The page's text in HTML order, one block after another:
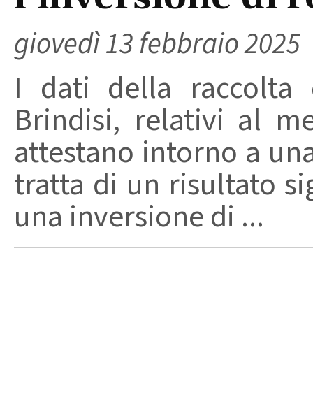
giovedì 13 febbraio 2025
I dati della raccolta
Brindisi, relativi al
attestano intorno a
tratta di un risultato
una inversione di ...